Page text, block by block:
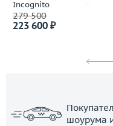
Incognito
279 500
223 600 ₽
шоурума